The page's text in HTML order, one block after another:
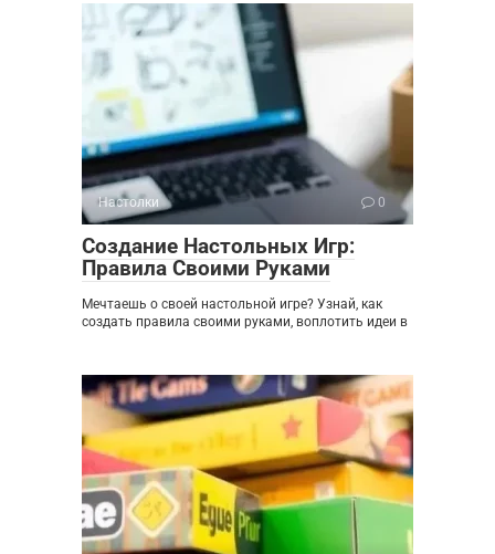
Настолки 0
Создание Настольных Игр:
Правила Своими Руками
Мечтаешь о своей настольной игре? Узнай, как
создать правила своими руками, воплотить идеи в